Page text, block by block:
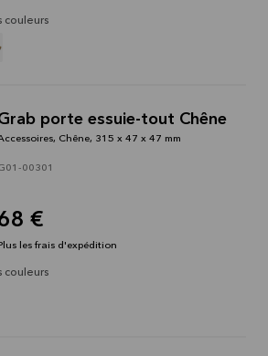
couleurs
porte essuie-tout Chêne
Chêne, 315 x 47 x 47 mm
00301
€
Plus les frais d'expédition
couleurs